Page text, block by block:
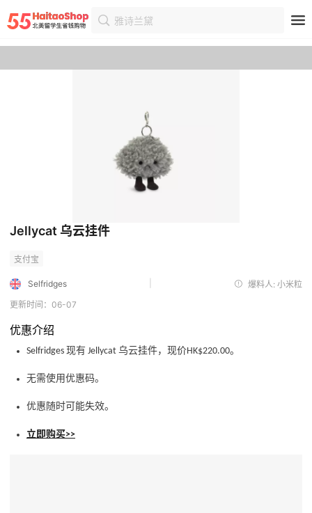
雅诗兰黛
首页 优惠 优惠详情
Jellycat 乌云挂件
Selfridges
爆料人: 小米粒
更新时间：06-07
优惠介绍
Selfridges 现有 Jellycat 乌云挂件，现价HK$220.00。
无需使用优惠码。
优惠随时可能失效。
立即购买>>